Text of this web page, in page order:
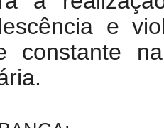
e
constante